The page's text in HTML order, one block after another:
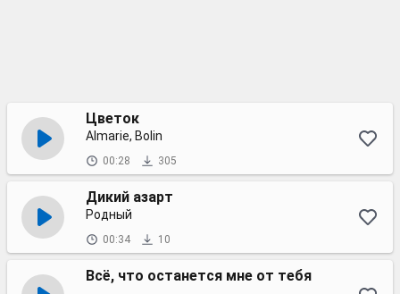
Цветок
Almarie, Bolin
00:28 305
Дикий азарт
Родный
00:34 10
Всё, что останется мне от тебя